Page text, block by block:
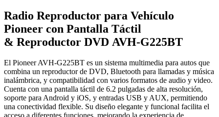
Radio Reproductor para Vehículo
Pioneer con Pantalla Táctil
& Reproductor DVD AVH-G225BT
El Pioneer AVH-G225BT es un sistema multimedia para autos que
combina un reproductor de DVD, Bluetooth para llamadas y música
inalámbrica, y compatibilidad con varios formatos de audio y video.
Cuenta con una pantalla táctil de 6.2 pulgadas de alta resolución,
soporte para Android y iOS, y entradas USB y AUX, permitiendo
una conectividad flexible. Su diseño elegante y funcional facilita el